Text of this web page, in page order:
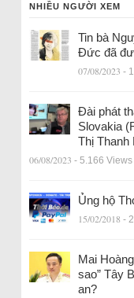
NHIỀU NGƯỜI XEM
Tin bà
Đức đã
07/08/2023 -
Đài phát
Slovakia
Thị
06/08/2023 - 5.166 Views
Ủng hộ
15/02/2018 -
Mai
sao” Tây
an?